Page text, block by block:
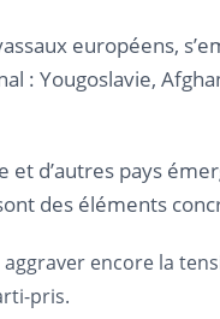
européens,
: Yougoslavie,
d’autres pays
des éléments
aggraver encore la
pris.